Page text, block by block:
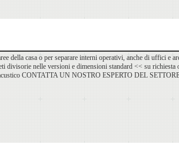
casa o per separare interni operativi, anche di uffici e
divisorie nelle versioni e dimensioni standard << su
CONTATTA UN NOSTRO ESPERTO DEL